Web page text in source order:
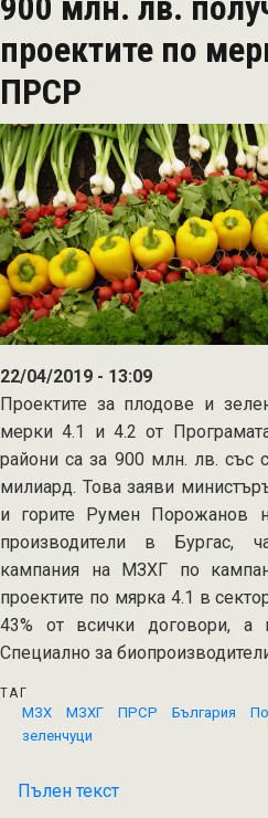
лева
стопаните
за
плодове
и
зеленчуци
за
Кампания
2018
проектите по
ПРСР
22/04/2019 - 13:09
Проектите за плодове и
мерки 4.1 и 4.2 от
райони са за 900 млн. лв. със
милиард. Това заяви
и горите Румен Порожанов
производители в Бургас,
кампания на МЗХГ по
проектите по мярка 4.1 в
43% от всички договори, а
Специално за
ТАГ
МЗХ
МЗХГ ПРСР България
зеленчуци
Пълен текст